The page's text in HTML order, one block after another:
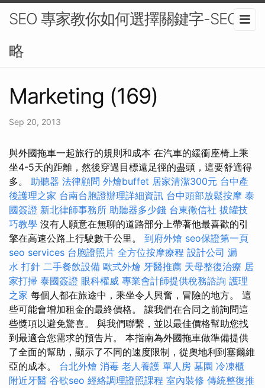
SEO 專家教你如何選擇關鍵字-SEO策
略
Marketing (169)
Sep 20, 2013
與外國拖車一起旅行的規則和成本 在汽車的緩衝座椅上乘
坐4-5天的距離，然後穿過目標遠足徑的盡頭，這要舒適得
多。 助聽器 法律顧問 外燴buffet 居家清潔300元 台中產
後護理之家 台南台胞證辦理詳細資訊 台中頭部放鬆按摩 泰
國簽證 新北律師事務所 助聽器多少錢 台東徵信社 拔罐技
巧教學 沒有人願意在無聊的道路部分上帶著他最喜歡的引
擎在高速公路上行駛數千公里。 到府外燴 seo保證第一頁
seo services 台胞證照片 全方位按摩療程 設計公司 漏
水 打針 二手餐飲設備 歐式外燴 牙醫推薦 天母整復治療 居
家打掃 泰國簽證 眼科權威 專業會計師提供稅務諮詢 護理
之家 每個人都在旅途中，乘坐令人興奮，冒險的地方。 這
些可能會增加租金的最終價格。 讓我們在合同之前詢問這
些獎項以避免驚喜。 與我們聯繫，並以最佳價格幫助您找
到最適合您需求的預告片。 本指南為外國拖車做準備提供
了全面的幫助，顯示了不同的速度限制，從奧地利到塞爾維
亞的成本。 台北外燴 消毒 老人養護 單人房 墓園 冷凍櫃
附近牙醫 谷歌seo 經絡調理證照課程 室內裝修 傳統整復推